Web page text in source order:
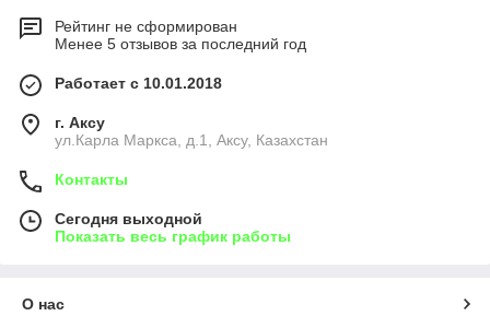
Рейтинг не сформирован
Менее 5 отзывов за последний год
Работает с 10.01.2018
г. Аксу
ул.Карла Маркса, д.1, Аксу, Казахстан
Контакты
Сегодня выходной
Показать весь график работы
О нас